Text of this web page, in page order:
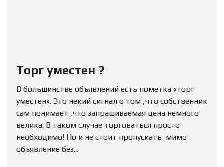
Торг уместен ?
В большинстве объявлений есть пометка «торг
уместен». Это некий сигнал о том ,что собственник
сам понимает ,что запрашиваемая цена немного
велика. В таком случае торговаться просто
необходимо! Но и не стоит пропускать мимо
объявление без...